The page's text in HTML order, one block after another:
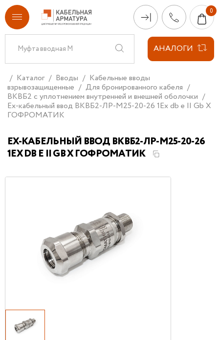
АНАЛОГИ
Каталог Вводы
Кабельные вводы
взрывозащищенные
Для бронированного кабеля
ВКВБ2 с уплотнением внутренней и внешней оболочки
Ех-кабельный ввод ВКВБ2-ЛР-M25-20-26 1Ex db e II Gb X
ГОФРОМАТИК
ЕХ-КАБЕЛЬНЫЙ ВВОД ВКВБ2-ЛР-M25-20-26
1EX DB E II GB X ГОФРОМАТИК